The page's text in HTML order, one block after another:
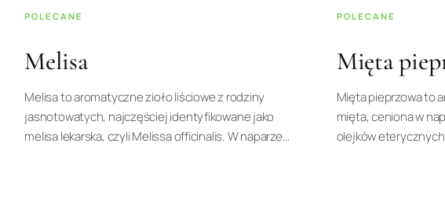
POLECANE
Melisa
Melisa to aromatyczne zioło liściowe z rodziny
jasnotowatych, najczęściej identyfikowane jako
melisa lekarska, czyli Melissa officinalis. W naparze…
POLECANE
Mięta
Mięta pieprzowa to
mięta, ceniona w
olejków